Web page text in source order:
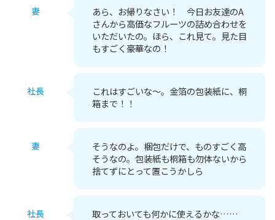
妻
あら、お帰りなさい！ 今日お友達のA
さんから高価なフルーツの詰め合わせを
いただいたの。ほら、これ見て。見た目
もすごく豪華なの！
社長
これはすごいな～。金箔の包装紙に、桐
箱まで！！
妻
そうなのよ。梱包だけで、ものすごく高
そうなの。包装紙も桐箱も勿体ないから
捨てずにとって置こうかしら
社長 取っておいても何かに使えるかな……